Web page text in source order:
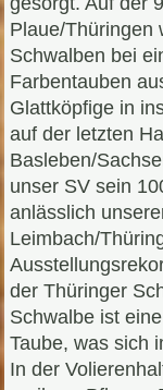
Plaue/Thüringen
Schwalben bei
Farbentauben
Glattköpfige in
auf der letzten
Basleben/
unser SV sein
anlässlich
Leimbach/
der Thüringer
Schwalbe ist
Taube, was sich
In der